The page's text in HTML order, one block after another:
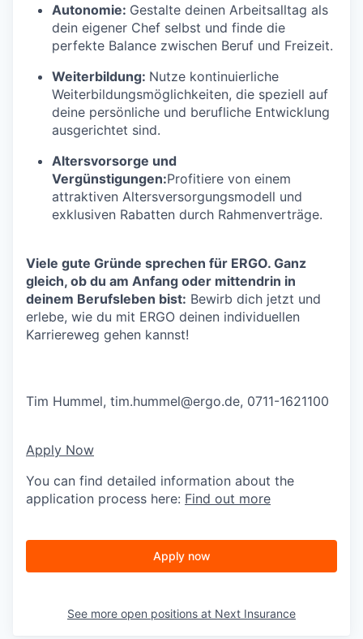
Autonomie: Gestalte deinen Arbeitsalltag als
dein eigener Chef selbst und finde die
perfekte Balance zwischen Beruf und Freizeit.
Weiterbildung: Nutze kontinuierliche
Weiterbildungsmöglichkeiten, die speziell auf
deine persönliche und berufliche Entwicklung
ausgerichtet sind.
Altersvorsorge und
Vergünstigungen:Profitiere von einem
attraktiven Altersversorgungsmodell und
exklusiven Rabatten durch Rahmenverträge.
Viele gute Gründe sprechen für ERGO. Ganz
gleich, ob du am Anfang oder mittendrin in
deinem Berufsleben bist: Bewirb dich jetzt und
erlebe, wie du mit ERGO deinen individuellen
Karriereweg gehen kannst!
Tim Hummel, tim.hummel@ergo.de, 0711-1621100
Apply Now
You can find detailed information about the
application process here: Find out more
Apply now
See more open positions at Next Insurance